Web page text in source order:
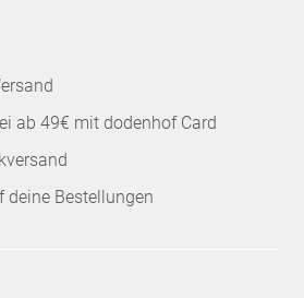
ab 49€ mit dodenhof Card
deine Bestellungen